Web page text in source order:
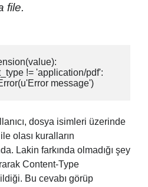
file.
!= 'application/pdf':
message')
dosya isimleri üzerinde
olası kuralların
Lakin farkında olmadığı şey
Content-Type
Bu cevabı görüp